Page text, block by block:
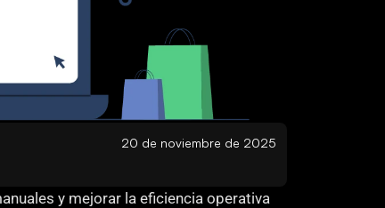
20 de noviembre de 2025
y mejorar la eficiencia operativa